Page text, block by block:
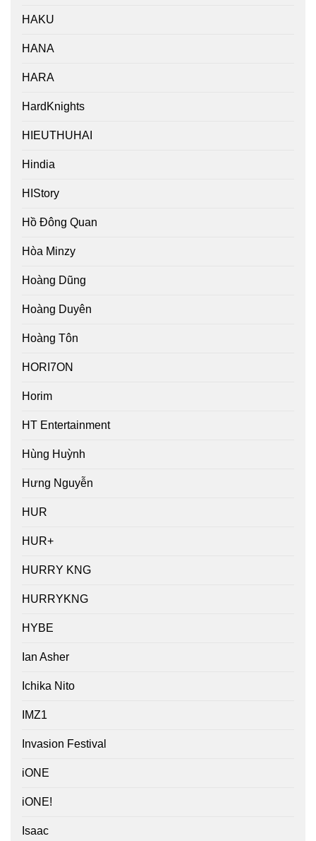
HAKU
HANA
HARA
HardKnights
HIEUTHUHAI
Hindia
HIStory
Hồ Đông Quan
Hòa Minzy
Hoàng Dũng
Hoàng Duyên
Hoàng Tôn
HORI7ON
Horim
HT Entertainment
Hùng Huỳnh
Hưng Nguyễn
HUR
HUR+
HURRY KNG
HURRYKNG
HYBE
Ian Asher
Ichika Nito
IMZ1
Invasion Festival
iONE
iONE!
Isaac